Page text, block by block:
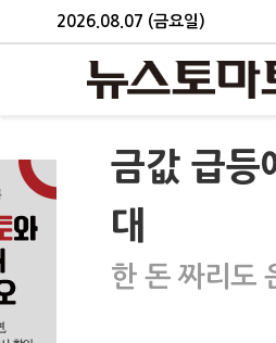
2026.08.07 (금요일)
금값 급등
대
한 돈 짜리도